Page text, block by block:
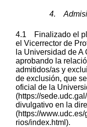
4.
4.1 Finalizado el
el Vicerrector de
la Universidad de
aprobando la
admitidos/as y
de exclusión, que
oficial de la
(https://
divulgativo en la
(https://
rios/index.html).